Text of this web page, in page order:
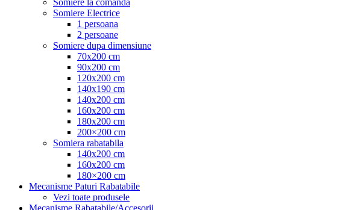
Somiere la comanda
Somiere Electrice
1 persoana
2 persoane
Somiere dupa dimensiune
70x200 cm
90x200 cm
120x200 cm
140x190 cm
140x200 cm
160x200 cm
180x200 cm
200×200 cm
Somiera rabatabila
140x200 cm
160x200 cm
180×200 cm
Mecanisme Paturi Rabatabile
Vezi toate produsele
Mecanisme Rabatabile/Accesorii